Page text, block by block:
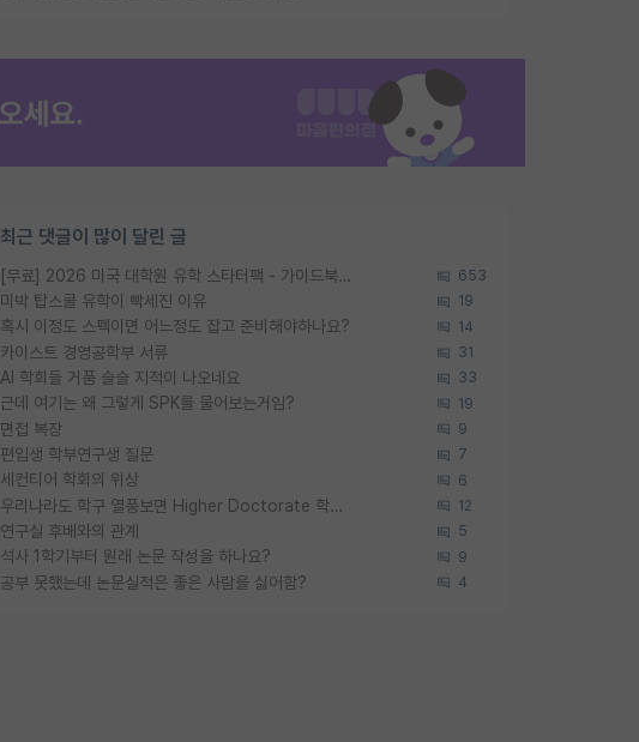
최근 댓글이 많이 달린 글
[무료] 2026 미국 대학원 유학 스타터팩 - 가이드북 & 합격자 컨택메일 템플릿 653
미박 탑스쿨 유학이 빡세진 이유 19
혹시 이정도 스펙이면 어느정도 잡고 준비해야하나요? 14
카이스트 경영공학부 서류 31
AI 학회들 거품 슬슬 지적이 나오네요 33
근데 여기는 왜 그렇게 SPK를 물어보는거임? 19
면접 복장 9
편입생 학부연구생 질문 7
세컨티어 학회의 위상 6
우리나라도 학구 열풍보면 Higher Doctorate 학위가 필요하다고 봅니다. 12
연구실 후배와의 관계 5
석사 1학기부터 원래 논문 작성을 하나요? 9
공부 못했는데 논문실적은 좋은 사람을 싫어함? 4